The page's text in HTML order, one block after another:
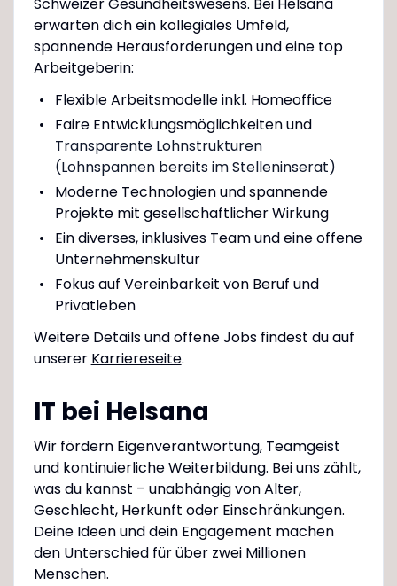
erwarten dich ein kollegiales Umfeld,
spannende Herausforderungen und eine top
Arbeitgeberin:
Flexible Arbeitsmodelle inkl. Homeoffice
Faire Entwicklungsmöglichkeiten und
Transparente Lohnstrukturen
(Lohnspannen bereits im Stelleninserat)
Moderne Technologien und spannende
Projekte mit gesellschaftlicher Wirkung
Ein diverses, inklusives Team und eine offene
Unternehmenskultur
Fokus auf Vereinbarkeit von Beruf und
Privatleben
Weitere Details und offene Jobs findest du auf
unserer Karriereseite.
IT bei Helsana
Wir fördern Eigenverantwortung, Teamgeist
und kontinuierliche Weiterbildung. Bei uns zählt,
was du kannst – unabhängig von Alter,
Geschlecht, Herkunft oder Einschränkungen.
Deine Ideen und dein Engagement machen
den Unterschied für über zwei Millionen
Menschen.